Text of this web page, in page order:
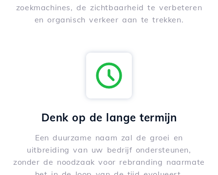
zoekmachines, de zichtbaarheid te verbeteren
en organisch verkeer aan te trekken.
Denk op de lange termijn
Een duurzame naam zal de groei en
uitbreiding van uw bedrijf ondersteunen,
zonder de noodzaak voor rebranding naarmate